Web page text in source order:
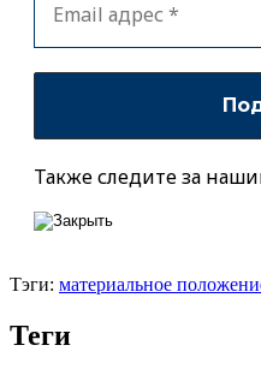
Также следите за
Тэги: материальное
Теги